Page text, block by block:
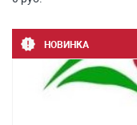
НОВИНКА